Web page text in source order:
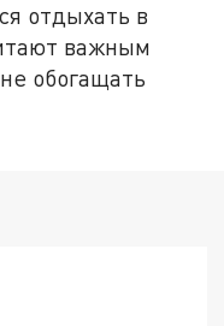
отдыхать в
важным
обогащать